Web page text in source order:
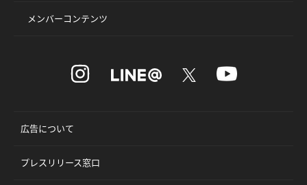
メンバーコンテンツ
広告について
プレスリリース窓口